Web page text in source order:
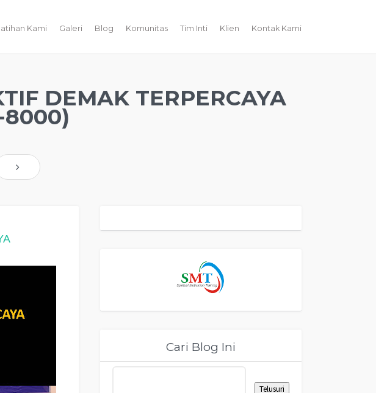
Kami Galeri Blog Komunitas Tim Inti Klien Kontak Kami
DEMAK TERPERCAYA
8000)
Cari Blog Ini